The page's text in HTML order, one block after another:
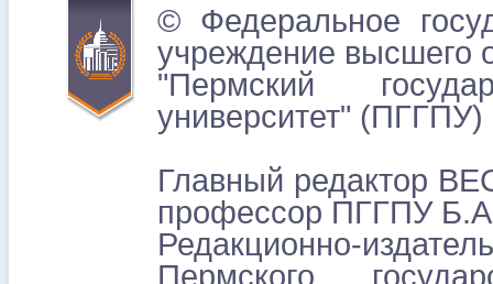
© Федеральное
учреждение высшего
"Пермский
университет" (ПГГПУ)
Главный редактор
профессор ПГГПУ
Редакционно-
Пермского